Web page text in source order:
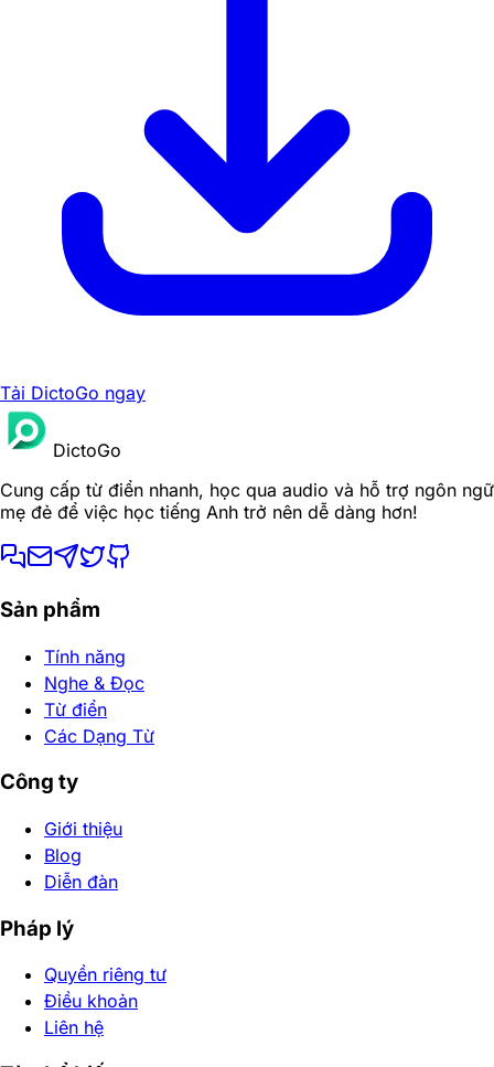
Tải DictoGo ngay
DictoGo
Cung cấp từ điển nhanh, học qua audio và hỗ trợ ngôn ngữ
mẹ đẻ để việc học tiếng Anh trở nên dễ dàng hơn!
Sản phẩm
Tính năng
Nghe & Đọc
Từ điển
Các Dạng Từ
Công ty
Giới thiệu
Blog
Diễn đàn
Pháp lý
Quyền riêng tư
Điều khoản
Liên hệ